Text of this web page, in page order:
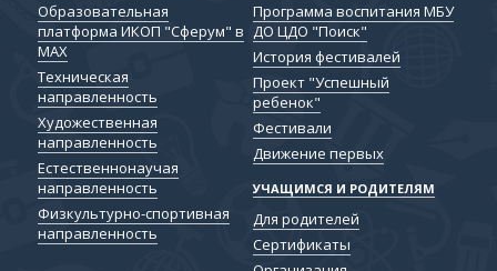
Образовательная
платформа ИКОП "Сферум" в
МАХ
Техническая
направленность
Художественная
направленность
Естественнонаучая
направленность
Физкультурно-спортивная
направленность
Программа воспитания МБУ
ДО ЦДО "Поиск"
История фестивалей
Проект "Успешный
ребенок"
Фестивали
Движение первых
УЧАЩИМСЯ И РОДИТЕЛЯМ
Для родителей
Сертификаты